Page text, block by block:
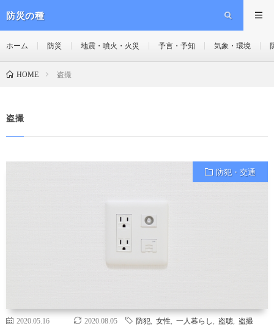
防災の種
ホーム 防災 地震・噴火・火災 予言・予知 気象・環境
HOME 盗撮
盗撮
防犯・交通
2020.05.16 2020.08.05 防犯 女性 一人暮らし 盗聴 盗撮